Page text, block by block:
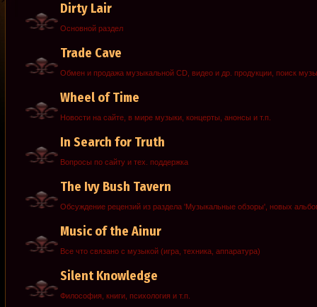
Dirty Lair
Основной раздел
Trade Cave
Обмен и продажа музыкальной CD, видео и др. продукции, поиск
Wheel of Time
Новости на сайте, в мире музыки, концерты, анонсы и т.п.
In Search for Truth
Вопросы по сайту и тех. поддержка
The Ivy Bush Tavern
Обсуждение рецензий из раздела 'Музыкальные обзоры', новых
Music of the Ainur
Все что связано с музыкой (игра, техника, аппаратура)
Silent Knowledge
Философия, книги, психология и т.п.